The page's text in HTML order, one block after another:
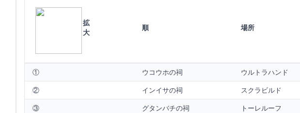
拡
大
順 場所
① ウコウホの祠
ウルトラハンド
②
インイサの祠
スクラビルド
③
グタンバチの祠
トーレルーフ